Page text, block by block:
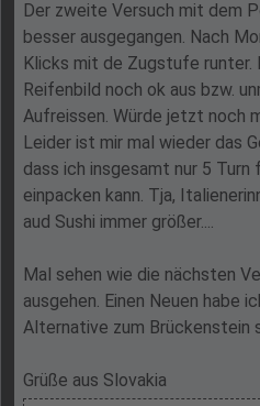
Der zweite Versuch mit dem
besser ausgegangen. Nach
Klicks mit de Zugstufe runter.
Reifenbild noch ok aus bzw.
Aufreissen. Würde jetzt noch
Leider ist mir mal wieder das
dass ich insgesamt nur 5 Turn
einpacken kann. Tja,
aud Sushi immer größer....
Mal sehen wie die nächsten
ausgehen. Einen Neuen habe
Alternative zum Brückenstein
Grüße aus Slovakia